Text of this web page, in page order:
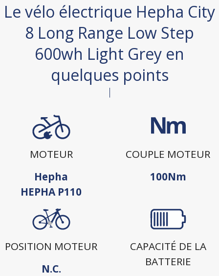
Le vélo électrique Hepha City
8 Long Range Low Step
600wh Light Grey en
quelques points
MOTEUR
Hepha
HEPHA P110
COUPLE MOTEUR
100Nm
POSITION MOTEUR
N.C.
CAPACITÉ DE LA
BATTERIE